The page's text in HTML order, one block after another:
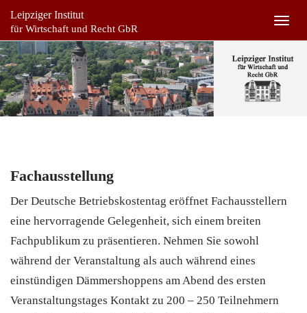
Leipziger Institut
für Wirtschaft und Recht GbR
Fachausstellung
Der Deutsche Betriebskostentag eröffnet Fachausstellern
eine hervorragende Gelegenheit, sich einem breiten
Fachpublikum zu präsentieren. Nehmen Sie sowohl
während der Veranstaltung als auch während eines
einstündigen Dämmershoppens am Abend des ersten
Veranstaltungstages Kontakt zu 200 – 250 Teilnehmern